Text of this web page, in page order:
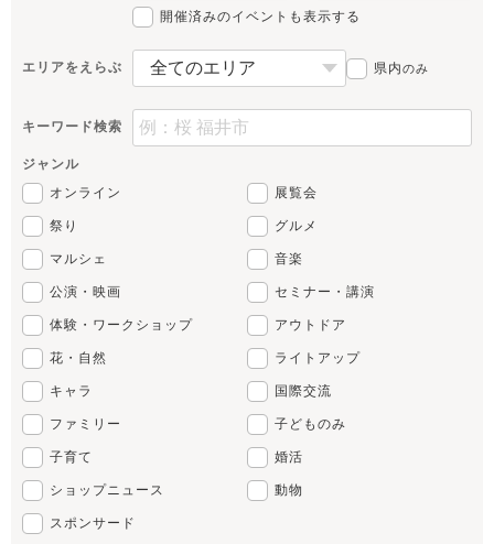
開催済みのイベントも表示する
エリアをえらぶ 県内のみ
キーワード検索
ジャンル
オンライン
展覧会
祭り グルメ
マルシェ 音楽
公演・映画 セミナー・講演
体験・ワークショップ アウトドア
花・自然 ライトアップ
キャラ 国際交流
ファミリー 子どものみ
子育て 婚活
ショップニュース 動物
スポンサード